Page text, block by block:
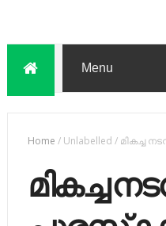
Feed
Home /Unlabelled / മികച്ച
മികച്ച